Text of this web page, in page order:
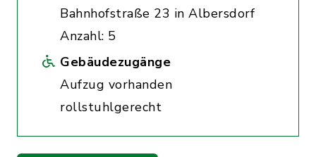
Bahnhofstraße 23 in Albersdorf
Anzahl: 5
Gebäudezugänge
Aufzug vorhanden
rollstuhlgerecht